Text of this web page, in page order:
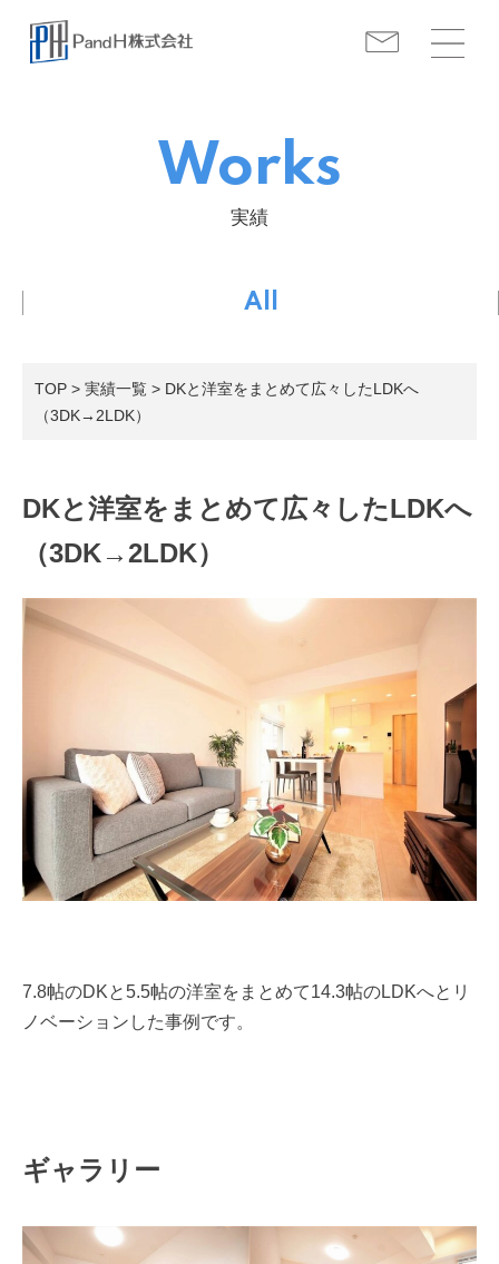
Works
実績
All
TOP> 実績一覧> DKと洋室をまとめて広々したLDKへ
（3DK→2LDK）
DKと洋室をまとめて広々したLDKへ
（3DK→2LDK）
7.8帖のDKと5.5帖の洋室をまとめて14.3帖のLDKへとリ
ノベーションした事例です。
ギャラリー